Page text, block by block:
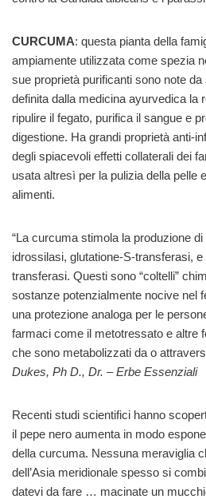
CURCUMA: questa pianta della
ampiamente utilizzata come spezia
sue proprietà purificanti sono note
definita dalla medicina ayurvedica la
ripulire il fegato, purifica il sangue e
digestione. Ha grandi proprietà anti-
degli spiacevoli effetti collaterali dei
usata altresì per la pulizia della pelle
alimenti.
“La curcuma stimola la produzione
idrossilasi, glutatione-S-transferasi,
transferasi. Questi sono “coltelli”
sostanze potenzialmente nocive nel
una protezione analoga per le
farmaci come il metotressato e altre
che sono metabolizzati da o
Dukes, Ph D., Dr. – Erbe Essenziali
Recenti studi scientifici hanno
il pepe nero aumenta in modo
della curcuma. Nessuna meraviglia
dell’Asia meridionale spesso si
datevi da fare … macinate un